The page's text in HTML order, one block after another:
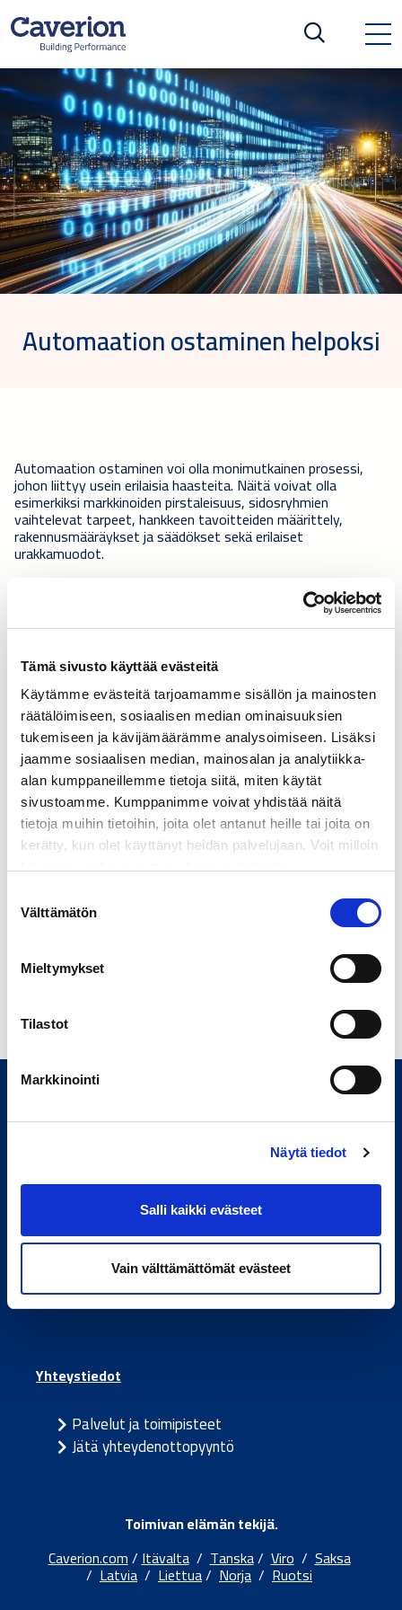
Tämä sivusto käyttää evästeitä
Käytämme evästeitä tarjoamamme sisällön ja mainosten
räätälöimiseen, sosiaalisen median ominaisuuksien
tukemiseen ja kävijämäärämme analysoimiseen. Lisäksi
jaamme sosiaalisen median, mainosalan ja analytiikka-
alan kumppaneillemme tietoja siitä, miten käytät
sivustoamme. Kumppanimme voivat yhdistää näitä
tietoja muihin tietoihin, joita olet antanut heille tai joita on
kerätty, kun olet käyttänyt heidän palvelujaan. Voit milloin
valinta
Välttämätön
Mieltymykset
Tilastot
Markkinointi
Näytä tiedot
Salli kaikki evästeet
Vain välttämättömät evästeet
Automaation ostaminen helpoksi
Automaation ostaminen voi olla monimutkainen prosessi,
johon liittyy usein erilaisia haasteita. Näitä voivat olla
esimerkiksi markkinoiden pirstaleisuus, sidosryhmien
vaihtelevat tarpeet, hankkeen tavoitteiden määrittely,
rakennusmääräykset ja säädökset sekä erilaiset
urakkamuodot.
Järjestimme webinaarin 28.11. klo 9.00, jossa esittelimme
tapoja, joilla voimme auttaa ratkaisemaan näitä yleisimpiä
hankinnan haasteita.
Webinaarissa automaation liiketoimintapäällikkö
Naukkarinenkäsitteli erityisesti yhteisen suunnittelun ja
sidosryhmien tarpeiden ymmärtämisen tuomia hyötyjä.
Palvelumme
Kestävä kehitys
Yhteystiedot
Palvelut ja toimipisteet
Jätä yhteydenottopyyntö
Toimivan elämän tekijä.
Caverion.com/Itävalta/Tanska/Viro/Saksa
/ Latvia / Liettua/ Norja / Ruotsi